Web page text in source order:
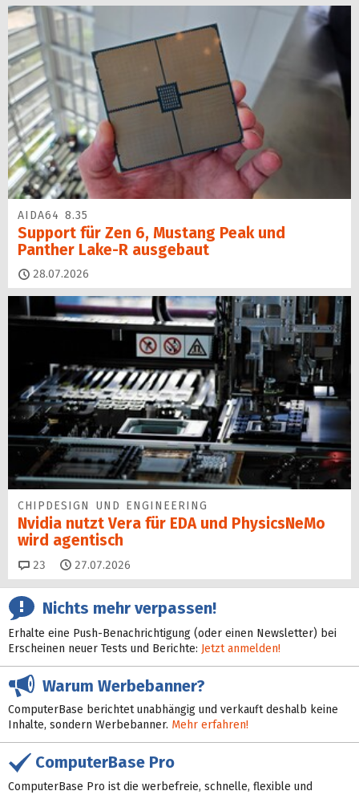
AIDA64 8.35
Support für Zen 6, Mustang Peak und
Panther Lake-R ausgebaut
28.07.2026
CHIPDESIGN UND ENGINEERING
Nvidia nutzt Vera für EDA und PhysicsNeMo
wird agentisch
23 Kommentare
27.07.2026
Nichts mehr verpassen!
Erhalte eine Push-Benachrichtigung (oder einen Newsletter) bei
Erscheinen neuer Tests und Berichte: Jetzt anmelden!
Warum Werbebanner?
ComputerBase berichtet unabhängig und verkauft deshalb keine
Inhalte, sondern Werbebanner. Mehr erfahren!
ComputerBase Pro
ComputerBase Pro ist die werbefreie, schnelle, flexible und